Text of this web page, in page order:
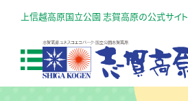
上信越高原国立公園 志賀高原の公式サイト